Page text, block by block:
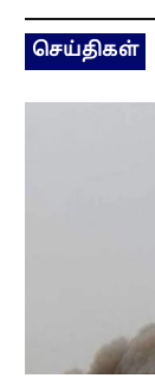
செய்திகள்